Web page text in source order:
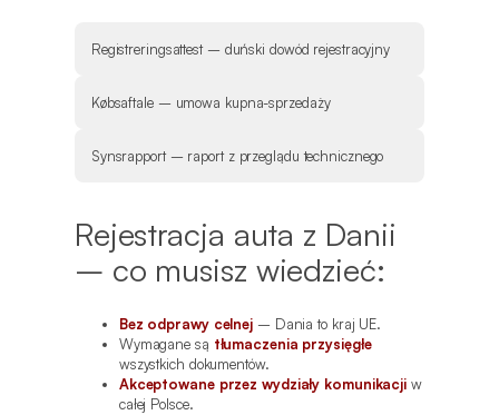
Registreringsattest – duński dowód rejestracyjny
Købsaftale – umowa kupna-sprzedaży
Synsrapport – raport z przeglądu technicznego
Rejestracja auta z Danii
– co musisz wiedzieć:
Bez odprawy celnej – Dania to kraj UE.
Wymagane są tłumaczenia przysięgłe
wszystkich dokumentów.
Akceptowane przez wydziały komunikacji w
całej Polsce.